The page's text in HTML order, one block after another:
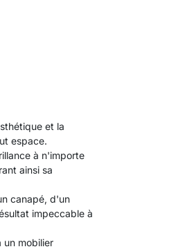
et la
espace.
à n'importe
ainsi sa
canapé, d'un
impeccable à
mobilier